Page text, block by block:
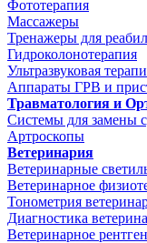
Фототерапия
Массажеры
Тренажеры для
Гидроколонотерапия
Ультразвуковая
Аппараты ГРВ и
Травматология и
Системы для замены
Артроскопы
Ветеринария
Ветеринарные
Ветеринарное
Тонометрия
Диагностика
Ветеринарное